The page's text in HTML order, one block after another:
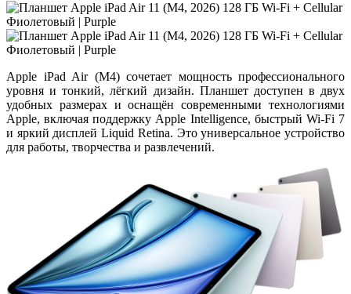
Apple iPad Air (M4)сочетает мощность профессионального
уровня и тонкий, лёгкий дизайн. Планшет доступен в двух
удобных размерах и оснащён современными технологиями
Apple, включая поддержку Apple Intelligence, быстрый Wi-Fi 7
и яркий дисплей Liquid Retina. Это универсальное устройство
для работы, творчества и развлечений.